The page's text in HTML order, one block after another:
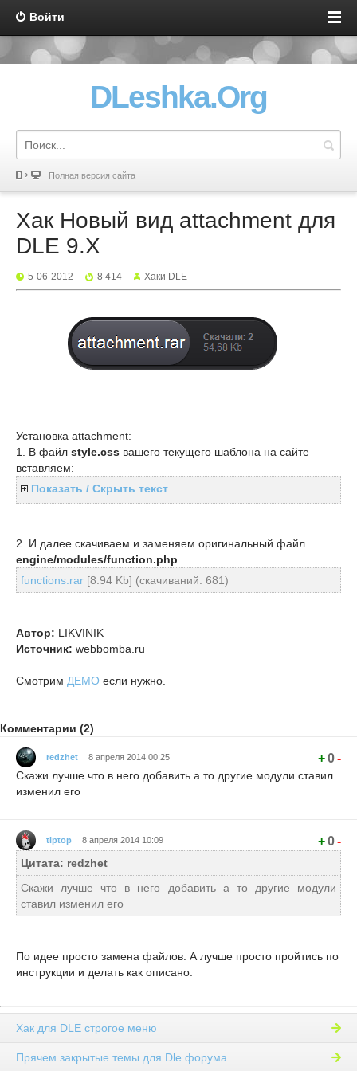
Войти
DLeshka.Org
Полная версия сайта
Хак Новый вид attachment для
DLE 9.X
5-06-2012 8 414 Хаки DLE
Установка attachment:
1. В файл style.css вашего текущего шаблона на сайте
вставляем:
Показать / Скрыть текст
2. И далее скачиваем и заменяем оригинальный файл
engine/modules/function.php
functions.rar [8.94 Kb] (cкачиваний: 681)
Автор: LIKVINIK
Источник: webbomba.ru
Смотрим ДЕМО если нужно.
Комментарии (2)
redzhet 8 апреля 2014 00:25 +0-
Скажи лучше что в него добавить а то другие модули ставил
изменил его
tiptop 8 апреля 2014 10:09 +0-
Цитата: redzhet
Скажи лучше что в него добавить а то другие модули
ставил изменил его
По идее просто замена файлов. А лучше просто пройтись по
инструкции и делать как описано.
Хак для DLE строгое меню
Прячем закрытые темы для Dle форума